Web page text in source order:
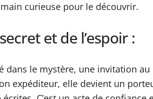
curieuse pour le découvrir.
et de l’espoir :
dans le mystère, une invitation
expéditeur, elle devient un